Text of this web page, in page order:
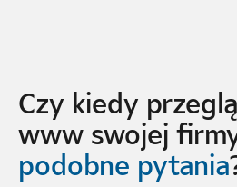
Czy kiedy
www swojej
podobne pytania